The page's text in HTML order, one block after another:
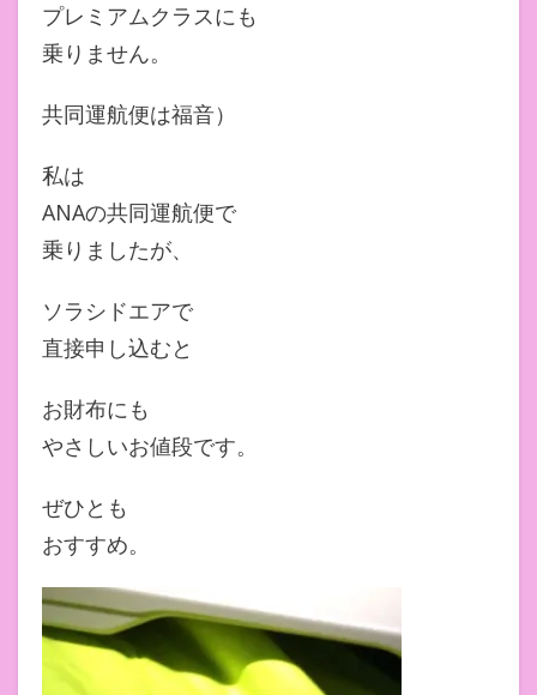
プレミアムクラスにも
乗りません。
共同運航便は福音）
私は
ANAの共同運航便で
乗りましたが、
ソラシドエアで
直接申し込むと
お財布にも
やさしいお値段です。
ぜひとも
おすすめ。